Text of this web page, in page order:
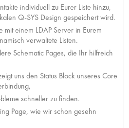
individuell zu Eurer Liste hinzu,
Q-SYS Design gespeichert wird.
mit einem LDAP Server in Eurem
verwaltete Listen.
Schematic Pages, die Ihr hilfreich
uns den Status Block unseres Core
schneller zu finden.
Page, wie wir schon gesehn